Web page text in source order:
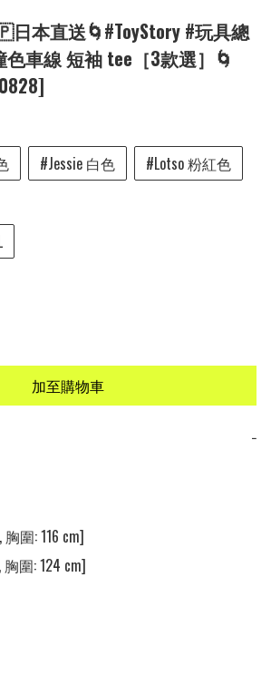
日本直送🌀#ToyStory #玩具總
車線 短袖 tee［3款選］🌀
#Jessie 白色 #Lotso 粉紅色
加至購物車
−
圍: 116 cm]
胸圍: 124 cm]